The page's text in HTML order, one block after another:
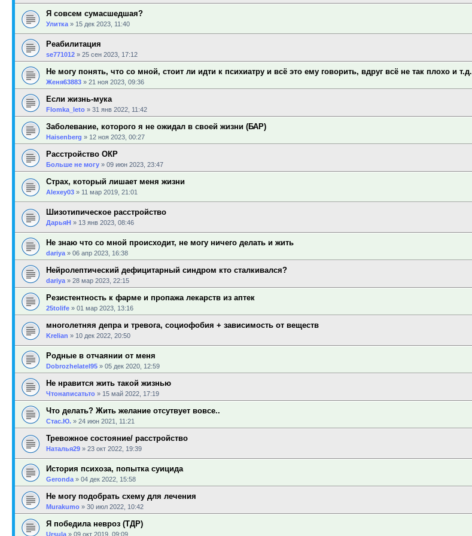
Я совсем сумасшедшая?
Улитка » 15 дек 2023, 11:40
Реабилитация
se771012 » 25 сен 2023, 17:12
Не могу понять, что со мной, стоит ли идти к психиатру и всё это ему говорить, вдруг всё не так плохо и т.д.
Женя63883 » 21 ноя 2023, 09:36
Если жизнь-мука
Flomka_leto » 31 янв 2022, 11:42
Заболевание, которого я не ожидал в своей жизни (БАР)
Haisenberg » 12 ноя 2023, 00:27
Расстройство ОКР
Больше не могу » 09 июн 2023, 23:47
Страх, который лишает меня жизни
Alexey03 » 11 мар 2019, 21:01
Шизотипическое расстройство
ДарьяН » 13 янв 2023, 08:46
Не знаю что со мной происходит, не могу ничего делать и жить
dariya » 06 апр 2023, 16:38
Нейролептический дефицитарный синдром кто сталкивался?
dariya » 28 мар 2023, 22:15
Резистентность к фарме и пропажа лекарств из аптек
25tolife » 01 мар 2023, 13:16
многолетняя депра и тревога, социофобия + зависимость от веществ
Krelian » 10 дек 2022, 20:50
Родные в отчаянии от меня
Dobrozhelatel95 » 05 дек 2020, 12:59
Не нравится жить такой жизнью
Чтонаписатьто » 15 май 2022, 17:19
Что делать? Жить желание отсутвует вовсе..
Стас.Ю. » 24 июн 2021, 11:21
Тревожное состояние/ расстройство
Наталья29 » 23 окт 2022, 19:39
История психоза, попытка суицида
Geronda » 04 дек 2022, 15:58
Не могу подобрать схему для лечения
Murakumo » 30 июл 2022, 10:42
Я победила невроз (ТДР)
Ursula » 09 окт 2019, 09:09